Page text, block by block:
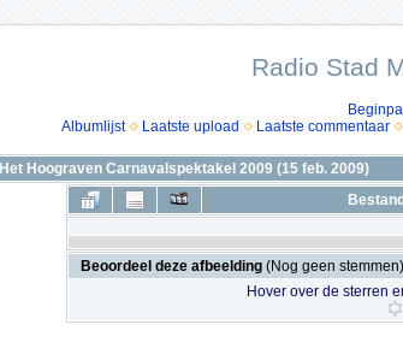
Radio Stad
Albumlijst
Laatste upload Laatste commentaar
Het Hoograven Carnavalspektakel 2009 (15 feb. 2009)
Beoordeel deze afbeelding (Nog geen stemmen)
Hover over de sterren